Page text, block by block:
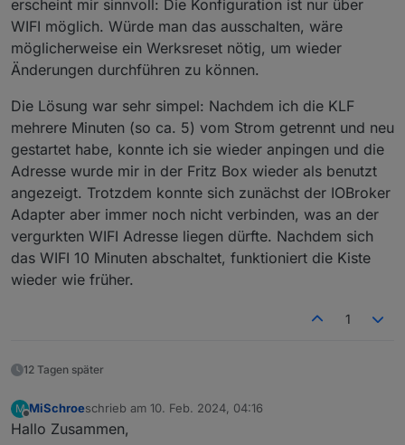
erscheint mir sinnvoll: Die Konfiguration ist nur über
WIFI möglich. Würde man das ausschalten, wäre
möglicherweise ein Werksreset nötig, um wieder
Änderungen durchführen zu können.
Die Lösung war sehr simpel: Nachdem ich die KLF
mehrere Minuten (so ca. 5) vom Strom getrennt und neu
gestartet habe, konnte ich sie wieder anpingen und die
Adresse wurde mir in der Fritz Box wieder als benutzt
angezeigt. Trotzdem konnte sich zunächst der IOBroker
Adapter aber immer noch nicht verbinden, was an der
vergurkten WIFI Adresse liegen dürfte. Nachdem sich
das WIFI 10 Minuten abschaltet, funktioniert die Kiste
wieder wie früher.
1
12 Tagen später
M
Offline
MiSchroeschrieb am 10. Feb. 2024, 04:16
zuletzt editiert von
Hallo Zusammen,